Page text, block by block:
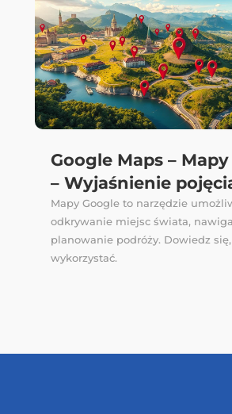
Google Maps –
– Wyjaśnienie
Mapy Google to narzędzie
odkrywanie miejsc świata,
planowanie podróży. Dowiedz
wykorzystać.